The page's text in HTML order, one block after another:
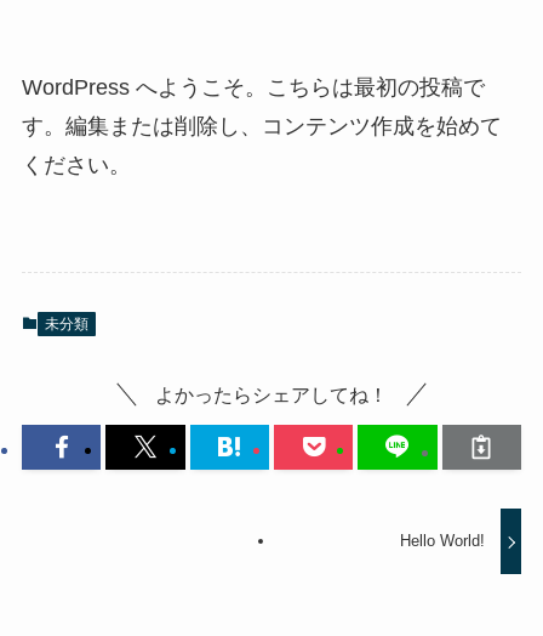
WordPress へようこそ。こちらは最初の投稿で
す。編集または削除し、コンテンツ作成を始めて
ください。
未分類
よかったらシェアしてね！
Hello World!